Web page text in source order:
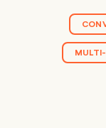
MULTI-